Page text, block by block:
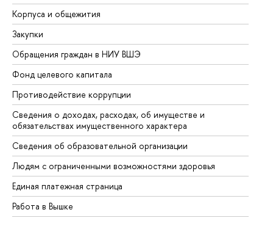
Корпуса и общежития
Закупки
Обращения граждан в НИУ ВШЭ
Фонд целевого капитала
Противодействие коррупции
Сведения о доходах, расходах, об имуществе и
обязательствах имущественного характера
Сведения об образовательной организации
Людям с ограниченными возможностями здоровья
Единая платежная страница
Работа в Вышке